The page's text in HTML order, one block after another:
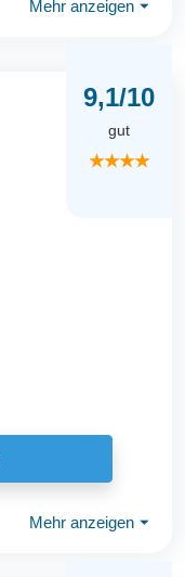
Mehr anzeigen ⏷
9,1/10
gut
★★★★
Mehr anzeigen ⏷